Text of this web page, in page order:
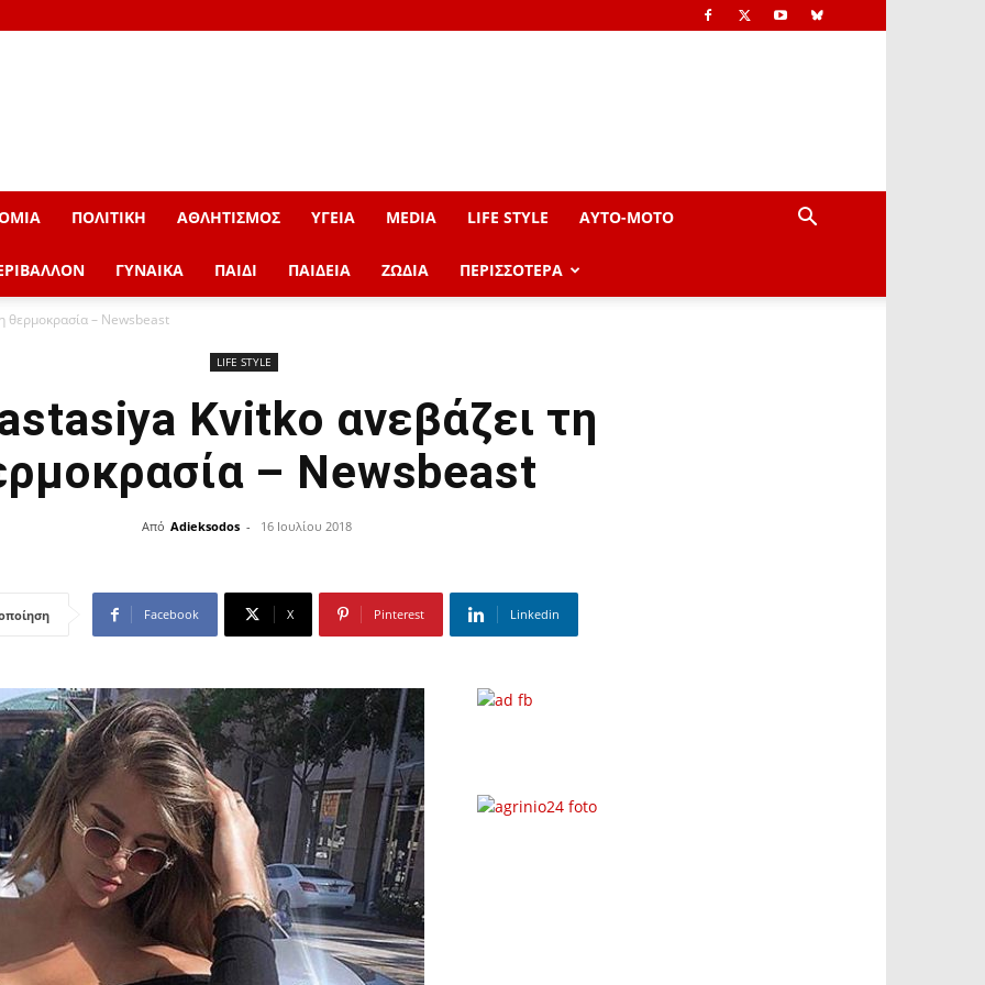
ΠΟΛΙΤΙΚΗ ΑΘΛΗΤΙΣΜΟΣ ΥΓΕΙΑ MEDIA LIFE STYLE AYTO-ΜOTO
ΓΥΝΑΙΚΑ ΠΑΙΔΙ ΠΑΙΔΕΙΑ ΖΩΔΙΑ ΠΕΡΙΣΣΟΤΕΡΑ
θερμοκρασία – Newsbeast
LIFE STYLE
Kvitko ανεβάζει τη
– Newsbeast
Από Adieksodos - 16 Ιουλίου 2018
Facebook X Pinterest Linkedin